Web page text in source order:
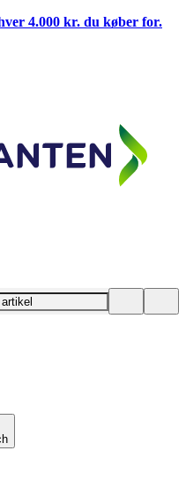
4.000 kr. du køber for.